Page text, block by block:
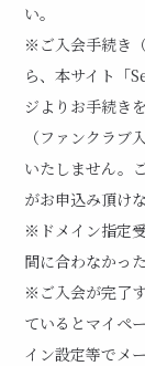
い。
※ご入会手続き
ら、本サイト
ジよりお手続き
（ファンクラブ
いたしません。
がお申込み頂け
※ドメイン指定
間に合わなかっ
※ご入会が完了
ているとマイペ
イン設定等でメ